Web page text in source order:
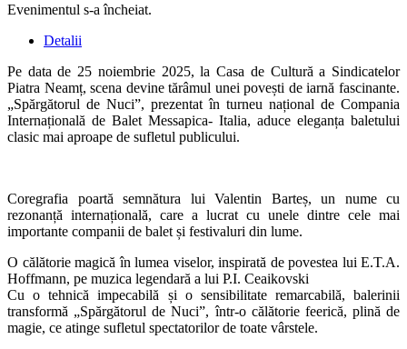
Evenimentul s-a încheiat.
Detalii
Pe data de 25 noiembrie 2025, la Casa de Cultură a Sindicatelor
Piatra Neamț, scena devine tărâmul unei povești de iarnă fascinante.
„Spărgătorul de Nuci”, prezentat în turneu național de Compania
Internațională de Balet Messapica- Italia, aduce eleganța baletului
clasic mai aproape de sufletul publicului.
Coregrafia poartă semnătura lui Valentin Barteș, un nume cu
rezonanță internațională, care a lucrat cu unele dintre cele mai
importante companii de balet și festivaluri din lume.
O călătorie magică în lumea viselor, inspirată de povestea lui E.T.A.
Hoffmann, pe muzica legendară a lui P.I. Ceaikovski
Cu o tehnică impecabilă și o sensibilitate remarcabilă, balerinii
transformă „Spărgătorul de Nuci”, într-o călătorie feerică, plină de
magie, ce atinge sufletul spectatorilor de toate vârstele.